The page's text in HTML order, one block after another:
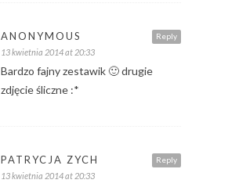
Reply
ANONYMOUS
13 kwietnia 2014 at 20:33
Bardzo fajny zestawik 🙂 drugie
zdjęcie śliczne :*
Reply
PATRYCJA ZYCH
13 kwietnia 2014 at 20:33